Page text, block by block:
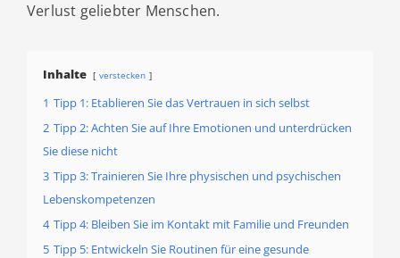
Verlust geliebter Menschen.
Inhalte verstecken
1 Tipp 1: Etablieren Sie das Vertrauen in sich selbst
2 Tipp 2: Achten Sie auf Ihre Emotionen und unterdrücken
Sie diese nicht
3 Tipp 3: Trainieren Sie Ihre physischen und psychischen
Lebenskompetenzen
4 Tipp 4: Bleiben Sie im Kontakt mit Familie und Freunden
5 Tipp 5: Entwickeln Sie Routinen für eine gesunde